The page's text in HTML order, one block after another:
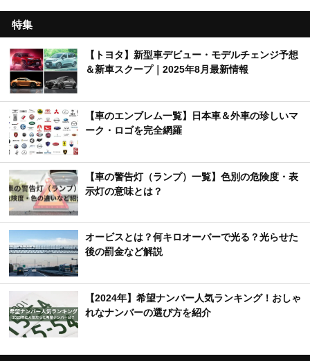
特集
【トヨタ】新型車デビュー・モデルチェンジ予想
＆新車スクープ｜2025年8月最新情報
【車のエンブレム一覧】日本車＆外車の珍しいマ
ーク・ロゴを完全網羅
【車の警告灯（ランプ）一覧】色別の危険度・表
示灯の意味とは？
オービスとは？何キロオーバーで光る？光らせた
後の罰金など解説
【2024年】希望ナンバー人気ランキング！おしゃ
れなナンバーの選び方を紹介